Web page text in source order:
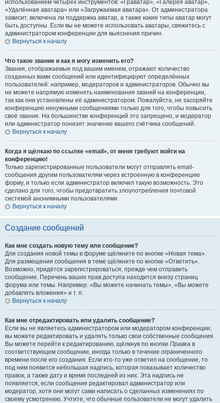
использованием четырёх инструментов: «Граватар», «Галерея аватар»,
«Удалённая аватара» или «Загружаемая аватара». От администратора
зависит, включена ли поддержка аватар, а также какие типы аватар могут
быть доступны. Если вы не можете использовать аватары, свяжитесь с
администратором конференции для выяснения причин.
Вернуться к началу
Что такое звание и как я могу изменить его?
Звания, отображаемые под вашим именем, отражают количество
созданных вами сообщений или идентифицируют определённых
пользователей: например, модераторов и администраторов. Обычно вы
не можете напрямую изменять наименования званий на конференции,
так как они установлены её администратором. Пожалуйста, не засоряйте
конференцию ненужными сообщениями только для того, чтобы повысить
своё звание. На большинстве конференций это запрещено, и модератор
или администратор понизят значение вашего счётчика сообщений.
Вернуться к началу
Когда я щёлкаю по ссылке «email», от меня требуют войти на
конференцию!
Только зарегистрированные пользователи могут отправлять email-
сообщения другим пользователям через встроенную в конференцию
форму, и только если администратор включил такую возможность. Это
сделано для того, чтобы предотвратить злоупотребления почтовой
системой анонимными пользователями.
Вернуться к началу
Создание сообщений
Как мне создать новую тему или сообщение?
Для создания новой темы в форуме щёлкните по кнопке «Новая тема».
Для размещения сообщения в теме щёлкните по кнопке «Ответить».
Возможно, придётся зарегистрироваться, прежде чем отправить
сообщение. Перечень ваших прав доступа находится внизу страниц
форума или темы. Например: «Вы можете начинать темы», «Вы можете
добавлять вложения» и т. п.
Вернуться к началу
Как мне отредактировать или удалить сообщение?
Если вы не являетесь администратором или модератором конференции,
вы можете редактировать и удалять только свои собственные сообщения.
Вы можете перейти к редактированию, щёлкнув по кнопке Правка в
соответствующем сообщении, иногда только в течение ограниченного
времени после его создания. Если кто-то уже ответил на сообщение, то
под ним появится небольшая надпись, которая показывает количество
правок, а также дату и время последней из них. Эта надпись не
появляется, если сообщение редактировал администратор или
модератор, хотя они могут сами написать о сделанных изменениях по
своему усмотрению. Учтите, что обычные пользователи не могут удалить